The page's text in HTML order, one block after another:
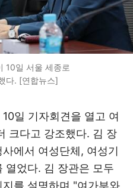
10일 서울 세종로
다. [연합뉴스]
일 기자회견을 열고 여
크다고 강조했다. 김 장
에서 여성단체, 여성기
열었다. 김 장관은 모두
를 설명하며 "여가부와